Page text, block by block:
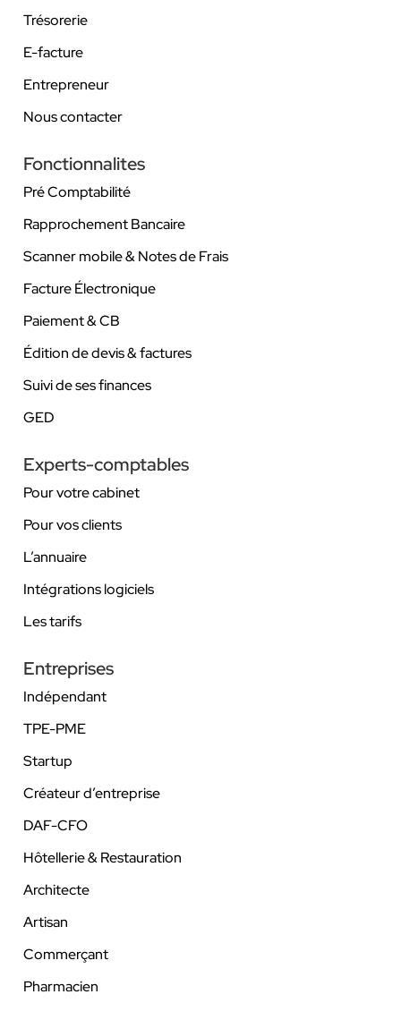
Trésorerie
E-facture
Entrepreneur
Nous contacter
Fonctionnalites
Pré Comptabilité
Rapprochement Bancaire
Scanner mobile & Notes de Frais
Facture Électronique
Paiement & CB
Édition de devis & factures
Suivi de ses finances
GED
Experts-comptables
Pour votre cabinet
Pour vos clients
L’annuaire
Intégrations logiciels
Les tarifs
Entreprises
Indépendant
TPE-PME
Startup
Créateur d’entreprise
DAF-CFO
Hôtellerie & Restauration
Architecte
Artisan
Commerçant
Pharmacien